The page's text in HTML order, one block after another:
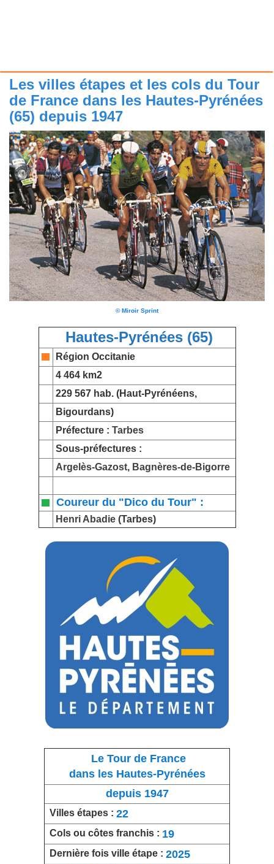
Les villes étapes et les cols du Tour
de France dans les Hautes-Pyrénées
(65) depuis 1947
© Miroir Sprint
Hautes-Pyrénées (65)
Région Occitanie
4 464 km2
229 567 hab. (Haut-Pyrénéens,
Bigourdans)
Préfecture : Tarbes
Sous-préfectures :
Argelès-Gazost, Bagnères-de-Bigorre
Coureur du "Dico du Tour" :
Henri Abadie(Tarbes)
Le Tour de France
dans les Hautes-Pyrénées
depuis 1947
Villes étapes : 22
Cols ou côtes franchis : 19
Dernière fois ville étape : 2025